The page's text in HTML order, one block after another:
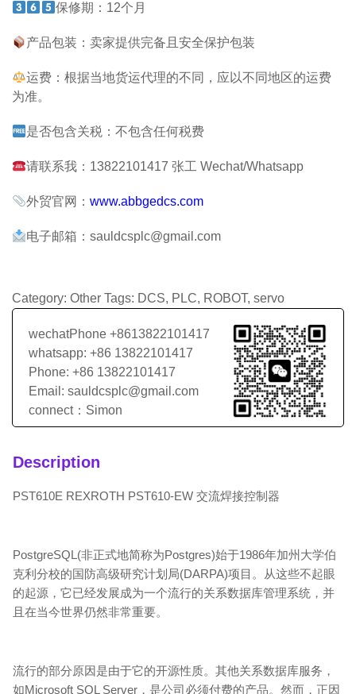
保修期：12个月
产品包装：卖家提供完备且安全保护包装
运费：根据当地货运代理的不同，应以不同地区的运费
为准。
是否包含关税：不包含任何税费
请联系我：13822101417 张工 Wechat/Whatsapp
外贸官网：www.abbgedcs.com
电子邮箱：sauldcsplc@gmail.com
Category: Other Tags: DCS, PLC, ROBOT, servo
wechatPhone +8613822101417
whatsapp: +86 13822101417
Phone: +86 13822101417
Email: sauldcsplc@gmail.com
connect：Simon
Description
PST610E REXROTH PST610-EW 交流焊接控制器
PostgreSQL(非正式地简称为Postgres)始于1986年加州大学伯
克利分校的国防高级研究计划局(DARPA)项目。从这些不起眼
的起源，它已经发展成为一个流行的关系数据库管理系统，并
且在当今世界仍然非常重要。
流行的部分原因是由于它的开源性质。其他关系数据库服务，
如Microsoft SQL Server，是公司必须付费的产品。然而，正因